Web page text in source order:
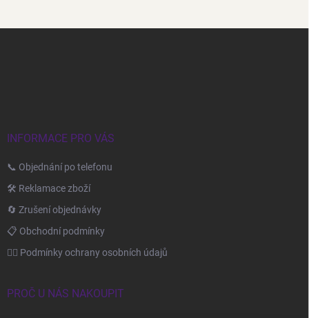
INFORMACE PRO VÁS
📞 Objednání po telefonu
🛠️ Reklamace zboží
🔄 Zrušení objednávky
📋 Obchodní podmínky
🙆‍♂️ Podmínky ochrany osobních údajů
PROČ U NÁS NAKOUPIT